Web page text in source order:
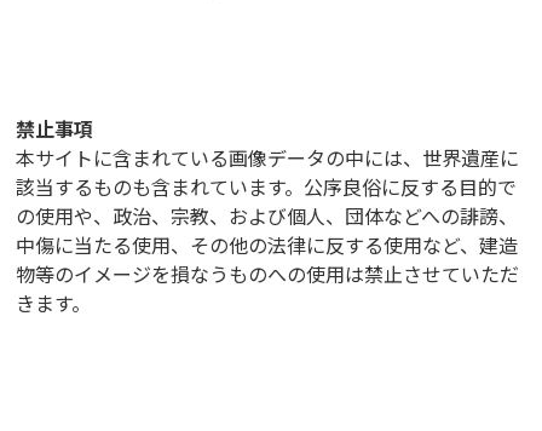
禁止事項
本サイトに含まれている画像データの中には、世界遺産に
該当するものも含まれています。公序良俗に反する目的で
の使用や、政治、宗教、および個人、団体などへの誹謗、
中傷に当たる使用、その他の法律に反する使用など、建造
物等のイメージを損なうものへの使用は禁止させていただ
きます。